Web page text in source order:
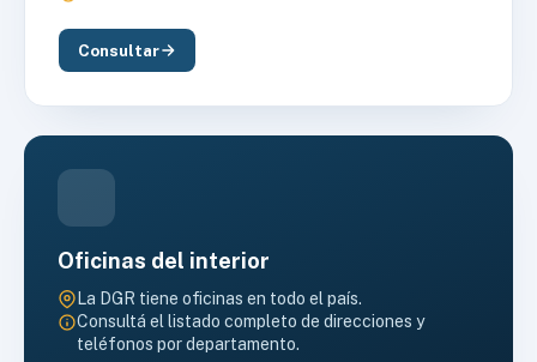
Consultar
Oficinas del interior
La DGR tiene oficinas en todo el país.
Consultá el listado completo de direcciones y
teléfonos por departamento.